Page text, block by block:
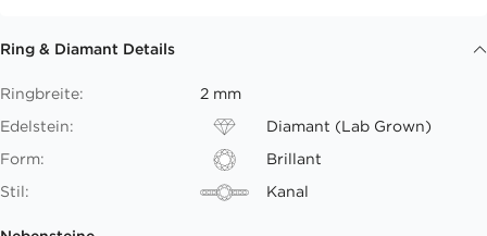
Ring & Diamant Details
Ringbreite:
2 mm
Edelstein:
Diamant (Lab Grown)
Form:
Brillant
Stil:
Kanal